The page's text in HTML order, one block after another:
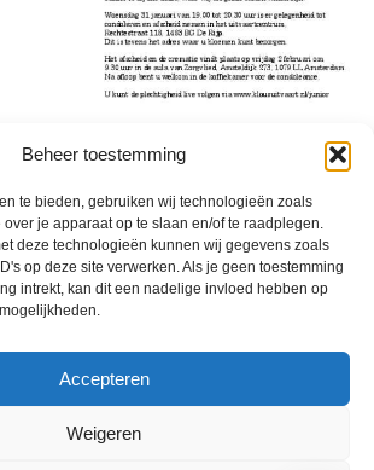
Beheer toestemming
te bieden, gebruiken wij technologieën zoals
je apparaat op te slaan en/of te raadplegen.
deze technologieën kunnen wij gegevens zoals
op deze site verwerken. Als je geen toestemming
intrekt, kan dit een nadelige invloed hebben op
Accepteren
Weigeren
seizoen 2023-2024
Beesedijk 1